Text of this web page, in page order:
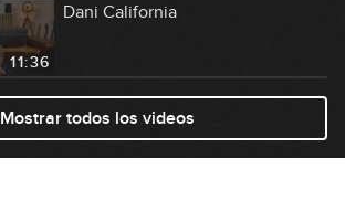
11:36
Dani California
16:24
Still Got the Blues
Mostrar todos los videos